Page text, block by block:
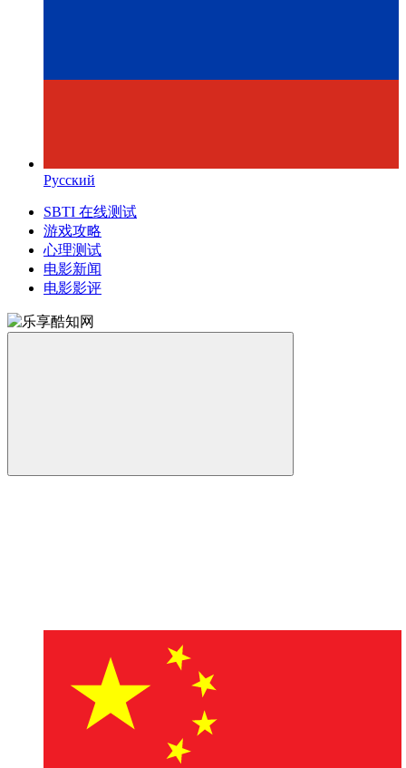
Русский
SBTI 在线测试
游戏攻略
心理测试
电影新闻
电影影评